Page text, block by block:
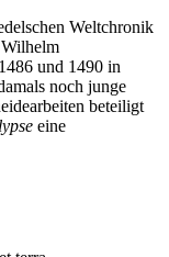
Weltchronik
und 1490 in
noch junge
beteiligt
eine